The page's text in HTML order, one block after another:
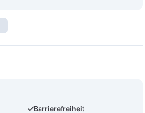
Barrierefreiheit